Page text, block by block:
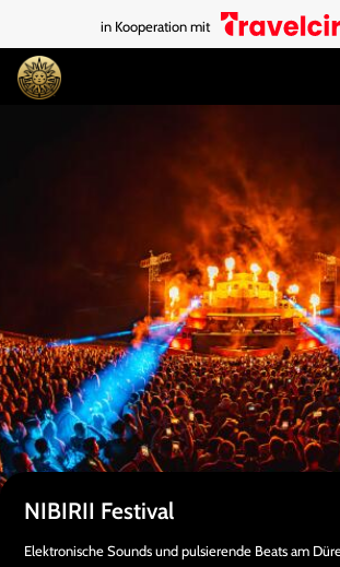
in Kooperation mit
NIBIRII Festival
Elektronische Sounds und pulsierende Beats am